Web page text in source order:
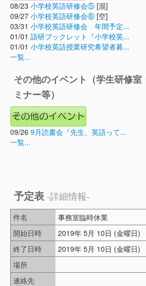
08/23 小学校英語研修会⑤ [混]
09/27 小学校英語研修会⑥ [空]
03/31 小学校英語研修会 年間予定...
01/01 語研ブックレット『小学校英...
01/01 小学校英語授業研究希望者募...
一覧...
その他のイベント（学生研修室
ミナー等）
09/26 9月読書会『先生、英語って...
一覧...
予定表 -詳細情報-
件名
事務室臨時休業
開始日時
2019年 5月 10日 (金曜日)
終了日時
2019年 5月 10日 (金曜日)
場所
連絡先